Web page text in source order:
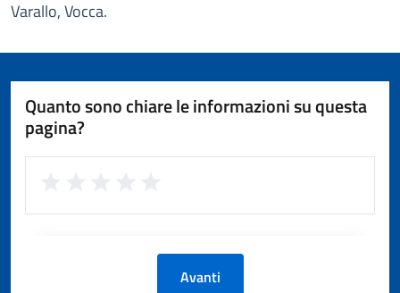
Varallo, Vocca.
Quanto sono chiare le informazioni su questa
pagina?
Avanti